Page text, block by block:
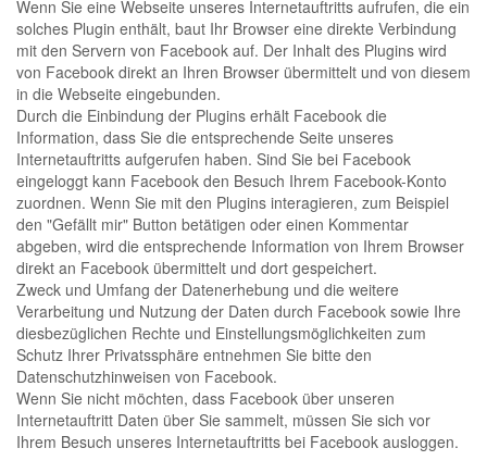
Wenn Sie eine Webseite unseres Internetauftritts aufrufen, die ein
solches Plugin enthält, baut Ihr Browser eine direkte Verbindung
mit den Servern von Facebook auf. Der Inhalt des Plugins wird
von Facebook direkt an Ihren Browser übermittelt und von diesem
in die Webseite eingebunden.
Durch die Einbindung der Plugins erhält Facebook die
Information, dass Sie die entsprechende Seite unseres
Internetauftritts aufgerufen haben. Sind Sie bei Facebook
eingeloggt kann Facebook den Besuch Ihrem Facebook-Konto
zuordnen. Wenn Sie mit den Plugins interagieren, zum Beispiel
den "Gefällt mir" Button betätigen oder einen Kommentar
abgeben, wird die entsprechende Information von Ihrem Browser
direkt an Facebook übermittelt und dort gespeichert.
Zweck und Umfang der Datenerhebung und die weitere
Verarbeitung und Nutzung der Daten durch Facebook sowie Ihre
diesbezüglichen Rechte und Einstellungsmöglichkeiten zum
Schutz Ihrer Privatssphäre entnehmen Sie bitte den
Datenschutzhinweisen von Facebook.
Wenn Sie nicht möchten, dass Facebook über unseren
Internetauftritt Daten über Sie sammelt, müssen Sie sich vor
Ihrem Besuch unseres Internetauftritts bei Facebook ausloggen.